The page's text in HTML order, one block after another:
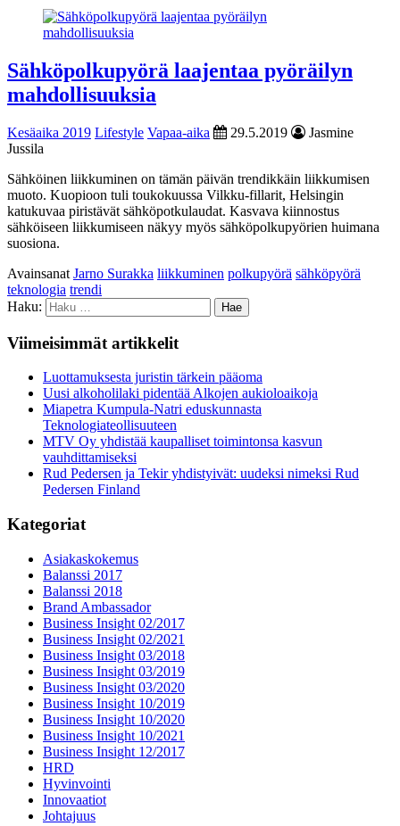
Sähköpolkupyörä laajentaa pyöräilyn
mahdollisuuksia
Kesäaika 2019 Lifestyle Vapaa-aika 29.5.2019
Jasmine
Jussila
Sähköinen liikkuminen on tämän päivän trendikkäin liikkumisen
muoto. Kuopioon tuli toukokuussa Vilkku-fillarit, Helsingin
katukuvaa piristävät sähköpotkulaudat. Kasvava kiinnostus
sähköiseen liikkumiseen näkyy myös sähköpolkupyörien huimana
suosiona.
Avainsanat Jarno Surakka liikkuminen polkupyörä sähköpyörä
teknologia trendi
Haku:
Viimeisimmät artikkelit
Luottamuksesta juristin tärkein pääoma
Uusi alkoholilaki pidentää Alkojen aukioloaikoja
Miapetra Kumpula-Natri eduskunnasta
Teknologiateollisuuteen
MTV Oy yhdistää kaupalliset toimintonsa kasvun
vauhdittamiseksi
Rud Pedersen ja Tekir yhdistyivät: uudeksi nimeksi Rud
Pedersen Finland
Kategoriat
Asiakaskokemus
Balanssi 2017
Balanssi 2018
Brand Ambassador
Business Insight 02/2017
Business Insight 02/2021
Business Insight 03/2018
Business Insight 03/2019
Business Insight 03/2020
Business Insight 10/2019
Business Insight 10/2020
Business Insight 10/2021
Business Insight 12/2017
HRD
Hyvinvointi
Innovaatiot
Johtajuus